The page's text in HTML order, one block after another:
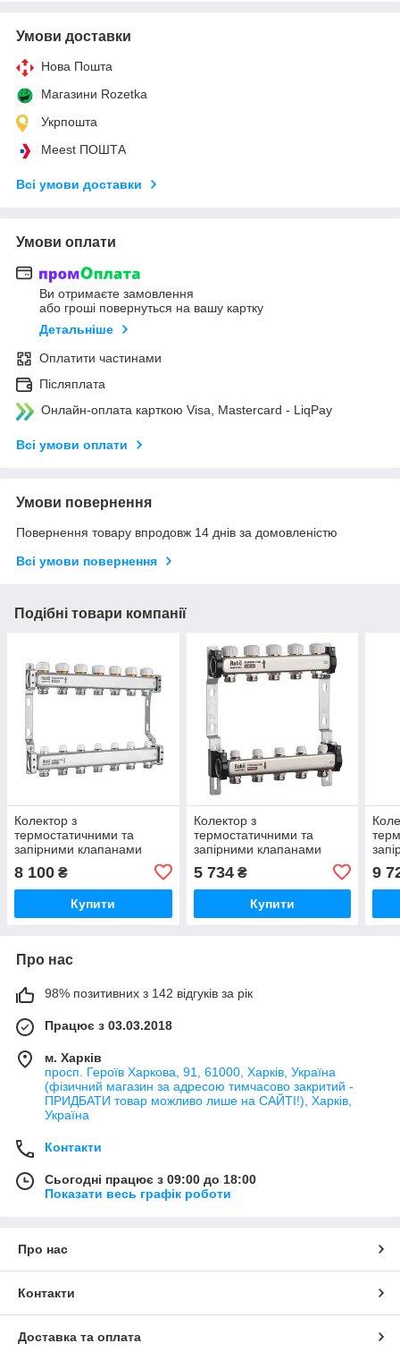
Умови доставки
Нова Пошта
Магазини Rozetka
Укрпошта
Meest ПОШТА
Всі умови доставки
Умови оплати
Ви отримаєте замовлення
або гроші повернуться на вашу картку
Детальніше
Оплатити частинами
Післяплата
Онлайн-оплата карткою Visa, Mastercard - LiqPay
Всі умови оплати
Умови повернення
Повернення товару впродовж 14 днів за домовленістю
Всі умови повернення
Подібні товари компанії
Колектор з
термостатичними та
запірними клапанами
вих. (RO1038)
8 100 ₴
Купити
Колектор з
термостатичними та
запірними клапанами
Roho R805-05 - 1"х 5 вих.
(RO0059)
5 734₴
Купити
9
Про нас
98% позитивних з 142 відгуків за рік
Працює з 03.03.2018
м. Харків
просп. Героїв Харкова, 91, 61000, Харків, Україна
(фізичний магазин за адресою тимчасово закритий -
ПРИДБАТИ товар можливо лише на САЙТІ!), Харків,
Україна
Контакти
Сьогодні працює з 09:00 до 18:00
Показати весь графік роботи
Про нас
Контакти
Доставка та оплата